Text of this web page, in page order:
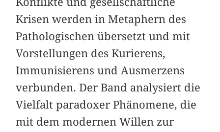
Krisen werden in Metaphern des
Pathologischen übersetzt und mit
Vorstellungen des Kurierens,
Immunisierens und Ausmerzens
verbunden. Der Band analysiert die
Vielfalt paradoxer Phänomene, die
mit dem modernen Willen zur